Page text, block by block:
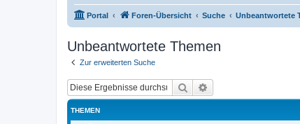
Portal Foren-Übersicht Suche Unbeantwortete
Unbeantwortete Themen
Zur erweiterten Suche
Suche
THEMEN